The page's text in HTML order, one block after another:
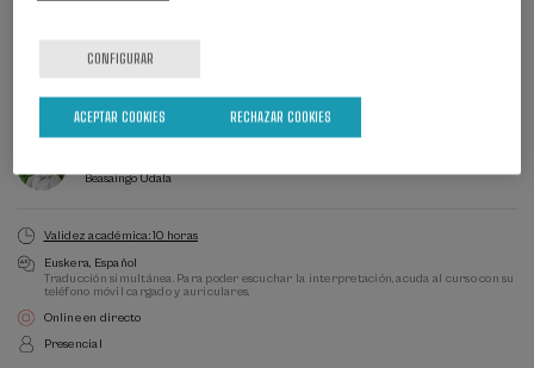
Ver precios matrícula
Fecha pasada
Plazo de matricula finalizado
Director/a
Beasaingo Udala
Validez académica: 10 horas
Euskera Español
Traducción simultánea. Para poder escuchar la interpretación, acuda al curso con su
teléfono móvil cargado y auriculares.
Online en directo
Presencial
CONFIGURAR
RECHAZAR COOKIES
ACEPTAR COOKIES